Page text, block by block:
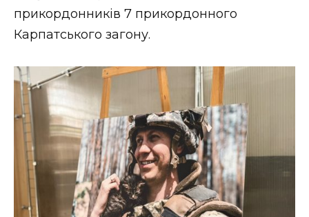
прикордонників 7 прикордонного
Карпатського загону.